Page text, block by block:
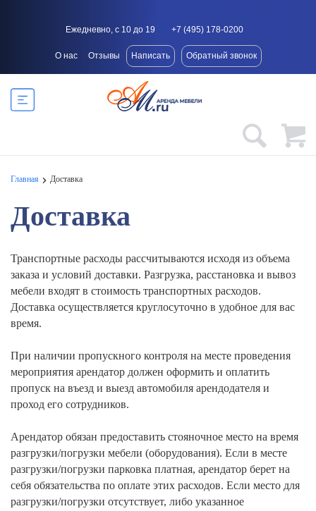
Ежедневно, с 10 до 19 +7 (495) 178-0200
О нас Отзывы Написать Обратный звонок
Главная Доставка
Доставка
Транспортные расходы рассчитываются исходя из объема
заказа и условий доставки. Разгрузка, расстановка и вывоз
мебели входят в стоимость транспортных расходов.
Доставка осуществляется круглосуточно в удобное для вас
время.
При наличии пропускного контроля на месте проведения
мероприятия арендатор должен оформить и оплатить
пропуск на въезд и выезд автомобиля арендодателя и
проход его сотрудников.
Арендатор обязан предоставить стояночное место на время
разгрузки/погрузки мебели (оборудования). Если в месте
разгрузки/погрузки парковка платная, арендатор берет на
себя обязательства по оплате этих расходов. Если место для
разгрузки/погрузки отсутствует, либо указанное